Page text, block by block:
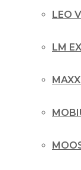
LEO
LM